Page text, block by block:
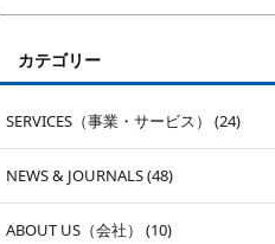
カテゴリー
SERVICES（事業・サービス） (24)
NEWS & JOURNALS (48)
ABOUT US（会社） (10)